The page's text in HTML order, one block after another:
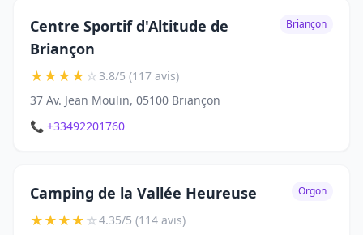
Centre Sportif d'Altitude de
Briançon
Briançon
★★★★☆3.8/5 (117 avis)
37 Av. Jean Moulin, 05100 Briançon
📞 +33492201760
Camping de la Vallée Heureuse Orgon
★★★★☆4.35/5 (114 avis)